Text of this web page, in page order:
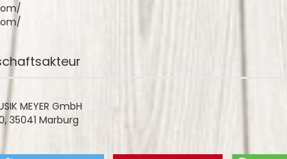
MEYER GmbH
35041 Marburg